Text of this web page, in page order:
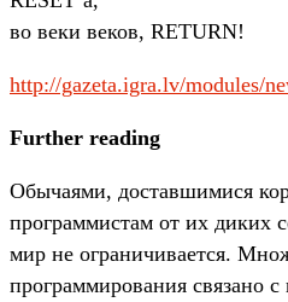
во веки веков, RETURN!
http://gazeta.igra.lv/modules/
Further reading
Обычаями, доставшимися
программистам от их диких
мир не ограничивается.
программирования связано